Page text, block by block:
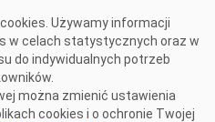
Używamy informacji
w celach statystycznych oraz w
do indywidualnych potrzeb
można zmienić ustawienia
cookies i o ochronie Twojej